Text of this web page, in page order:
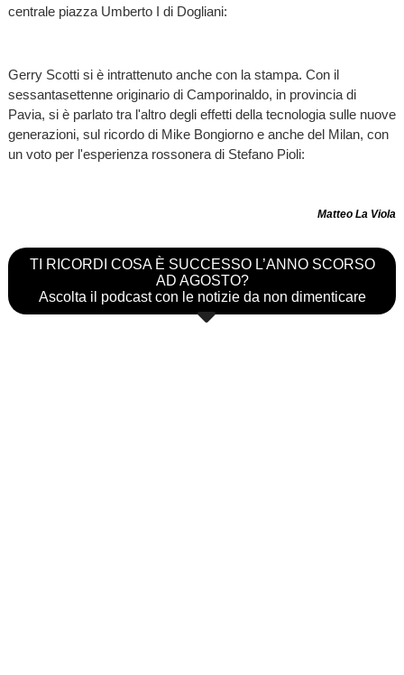
centrale piazza Umberto I di Dogliani:
Gerry Scotti si è intrattenuto anche con la stampa. Con il
sessantasettenne originario di Camporinaldo, in provincia di
Pavia, si è parlato tra l'altro degli effetti della tecnologia sulle nuove
generazioni, sul ricordo di Mike Bongiorno e anche del Milan, con
un voto per l'esperienza rossonera di Stefano Pioli:
Matteo La Viola
TI RICORDI COSA È SUCCESSO L’ANNO SCORSO
AD AGOSTO?
Ascolta il podcast con le notizie da non dimenticare